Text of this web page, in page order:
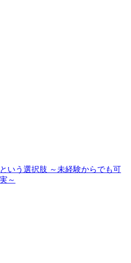
いう選択肢 ～未経験からでも可
～